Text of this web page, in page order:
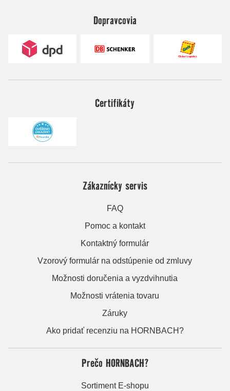
Dopravcovia
Certifikáty
Zákaznícky servis
FAQ
Pomoc a kontakt
Kontaktný formulár
Vzorový formulár na odstúpenie od zmluvy
Možnosti doručenia a vyzdvihnutia
Možnosti vrátenia tovaru
Záruky
Ako pridať recenziu na HORNBACH?
Prečo HORNBACH?
Sortiment E-shopu